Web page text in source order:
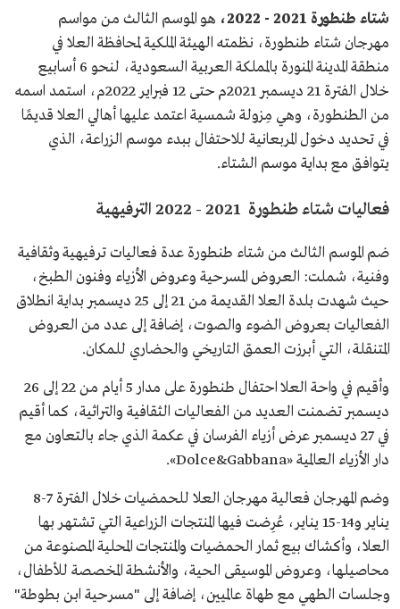
شتاء طنطورة 2021 - 2022،
هو الموسم الثالث من مواسم
مهرجان شتاء طنطورة، نظمته الهيئة الملكية لمحافظة العلا في
منطقة المدينة المنورة بالمملكة العربية السعودية، لنحو 6 أسابيع
خلال الفترة 21 ديسمبر 2021م حتى 12 فبراير 2022م، استمد اسمه
من الطنطورة، وهي مِزولة شمسية اعتمد عليها أهالي العلا قديمًا
في تحديد دخول المربعانية للاحتفال ببدء موسم الزراعة، الذي
يتوافق مع بداية موسم الشتاء.
فعاليات شتاء طنطورة 2021 - 2022 الترفيهية
ضم الموسم الثالث من شتاء طنطورة عدة فعاليات ترفيهية وثقافية
وفنية، شملت: العروض المسرحية وعروض الأزياء وفنون الطبخ،
حيث شهدت بلدة العلا القديمة من 21 إلى 25 ديسمبر بداية انطلاق
الفعاليات بعروض الضوء والصوت، إضافة إلى عدد من العروض
المتنقلة، التي أبرزت العمق التاريخي والحضاري للمكان.
وأقيم في واحة العلا احتفال طنطورة على مدار 5 أيام من 22 إلى 26
ديسمبر تضمنت العديد من الفعاليات الثقافية والتراثية، كما أقيم
في 27 ديسمبر عرض أزياء الفرسان في عكمة الذي جاء بالتعاون مع
دار الأزياء العالمية «Dolce&Gabbana».
وضم المهرجان فعالية مهرجان العلا للحمضيات خلال الفترة 7-8
يناير و14-15 يناير، عُرِضت فيها المنتجات الزراعية التي تشتهر بها
العلا، وأكشاك بيع ثمار الحمضيات والمنتجات المحلية المصنوعة من
محاصيلها، وعروض الموسيقى الحية، والأنشطة المخصصة للأطفال،
وجلسات الطهي مع طهاة عالميين، إضافة إلى "مسرحية ابن بطوطة"